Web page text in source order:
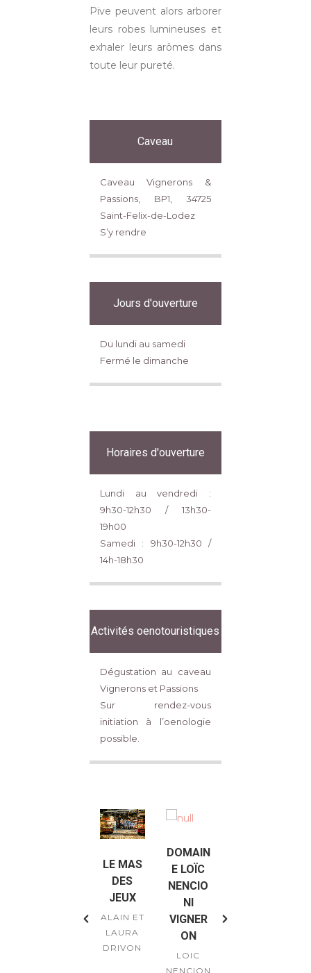
Pive peuvent alors arborer
leurs robes lumineuses et
exhaler leurs arômes dans
toute leur pureté.
Caveau
Caveau Vignerons &
Passions, BP1, 34725
Saint-Felix-de-Lodez
S’y rendre
Jours d'ouverture
Du lundi au samedi
Fermé le dimanche
Horaires d'ouverture
Lundi au vendredi :
9h30-12h30 / 13h30-
19h00
Samedi : 9h30-12h30 /
14h-18h30
Activités oenotouristiques
Dégustation au caveau
Vignerons et Passions
Sur rendez-vous
initiation à l’oenologie
possible.
LE MAS
DES
JEUX
ALAIN ET
LAURA
DRIVON
DOMAIN
E LOÏC
NENCIO
NI
VIGNER
ON
LOIC
NENCION